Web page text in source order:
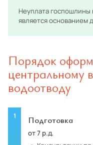
Неуплата
является основанием
Порядок
центральному
водоотводу
Подготовка
от 7 р.д.